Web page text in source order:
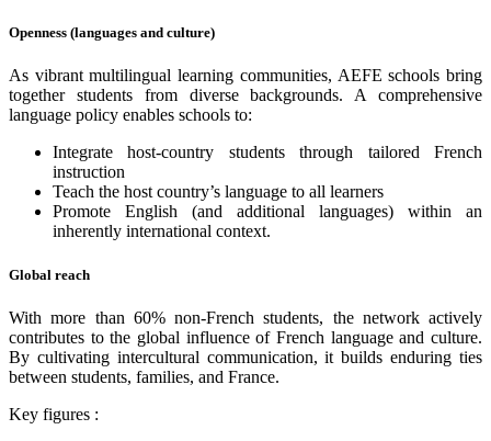
Openness (languages and culture)
As vibrant multilingual learning communities, AEFE schools bring
together students from diverse backgrounds. A comprehensive
language policy enables schools to:
Integrate host-country students through tailored French
instruction
Teach the host country’s language to all learners
Promote English (and additional languages) within an
inherently international context.
Global reach
With more than 60% non-French students, the network actively
contributes to the global influence of French language and culture.
By cultivating intercultural communication, it builds enduring ties
between students, families, and France.
Key figures :